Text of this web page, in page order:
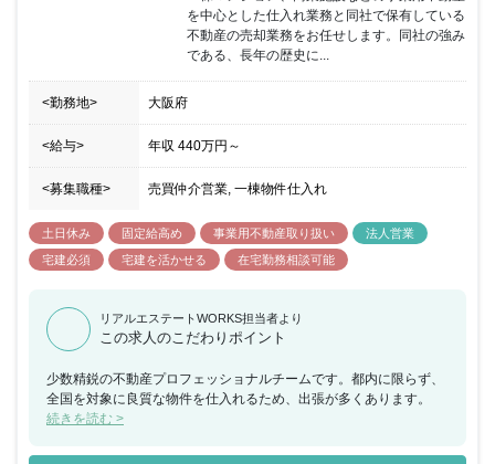
を中心とした仕入れ業務と同社で保有している
不動産の売却業務をお任せします。同社の強み
である、長年の歴史に...
<勤務地> 大阪府
<給与> 年収 440万円 ～
<募集職種> 売買仲介営業, 一棟物件仕入れ
土日休み 固定給高め 事業用不動産取り扱い
法人営業
宅建必須
宅建を活かせる 在宅勤務相談可能
リアルエステートWORKS担当者より
この求人のこだわりポイント
少数精鋭の不動産プロフェッショナルチームです。都内に限らず、
全国を対象に良質な物件を仕入れるため、出張が多くあります。
続きを読む >